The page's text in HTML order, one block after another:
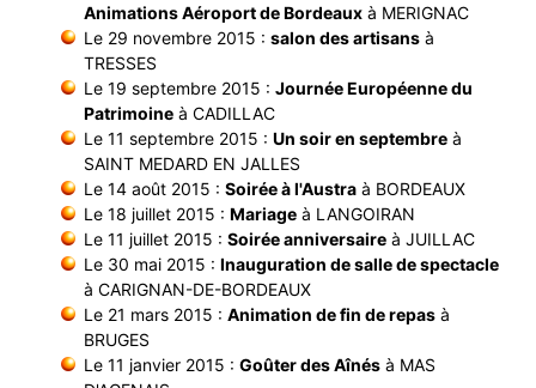
Animations Aéroport de Bordeaux à MERIGNAC
Le 29 novembre 2015 : salon des artisans à
TRESSES
Le 19 septembre 2015 : Journée Européenne du
Patrimoine à CADILLAC
Le 11 septembre 2015 : Un soir en septembre à
SAINT MEDARD EN JALLES
Le 14 août 2015 : Soirée à l'Austra à BORDEAUX
Le 18 juillet 2015 : Mariage à LANGOIRAN
Le 11 juillet 2015 : Soirée anniversaire à JUILLAC
Le 30 mai 2015 : Inauguration de salle de spectacle
à CARIGNAN-DE-BORDEAUX
Le 21 mars 2015 : Animation de fin de repas à
BRUGES
Le 11 janvier 2015 : Goûter des Aînés à MAS